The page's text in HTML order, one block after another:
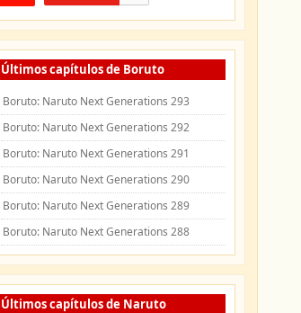
Últimos capítulos de Boruto
Boruto: Naruto Next Generations 293
Boruto: Naruto Next Generations 292
Boruto: Naruto Next Generations 291
Boruto: Naruto Next Generations 290
Boruto: Naruto Next Generations 289
Boruto: Naruto Next Generations 288
Últimos capítulos de Naruto